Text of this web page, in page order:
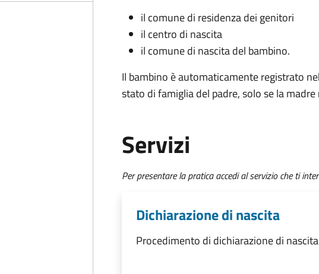
il comune di residenza dei genitori
il centro di nascita
il comune di nascita del bambino.
Il bambino è automaticamente registrato
stato di famiglia del padre, solo se la
Servizi
Per presentare la pratica accedi al servizio che ti
Dichiarazione di nascita
Procedimento di dichiarazione di nascita